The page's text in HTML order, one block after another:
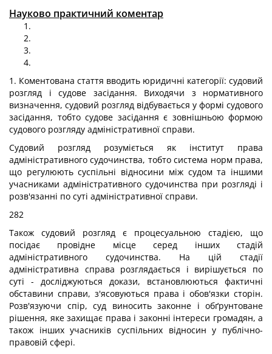
Науково практичний коментар
1. Коментована стаття вводить юридичні категорії: судовий
розгляд і судове засідання. Виходячи з нормативного
визначення, судовий розгляд відбувається у формі судового
засідання, тобто судове засідання є зовнішньою формою
судового розгляду адміністративної справи.
Судовий розгляд розуміється як інститут права
адміністративного судочинства, тобто система норм права,
що регулюють суспільні відносини між судом та іншими
учасниками адміністративного судочинства при розгляді і
розв'язанні по суті адміністративної справи.
282
Також судовий розгляд є процесуальною стадією, що
посідає провідне місце серед інших стадій
адміністративного судочинства. На цій стадії
адміністративна справа розглядається і вирішується по
суті - досліджуються докази, встановлюються фактичні
обставини справи, з'ясовуються права і обов'язки сторін.
Розв'язуючи спір, суд виносить законне і обґрунтоване
рішення, яке захищає права і законні інтереси громадян, а
також інших учасників суспільних відносин у публічно-
правовій сфері.